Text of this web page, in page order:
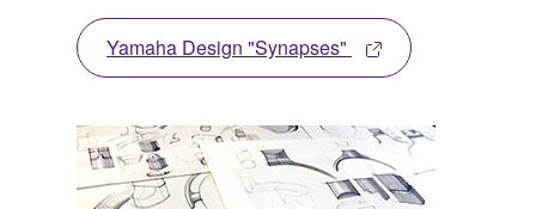
Yamaha Design "Synapses"